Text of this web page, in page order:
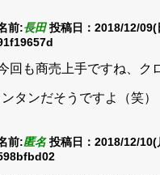
前:長田 投稿日：2018/12/
回も商売上手ですね、ク
タンだそうですよ（笑）
前:匿名 投稿日：2018/12/